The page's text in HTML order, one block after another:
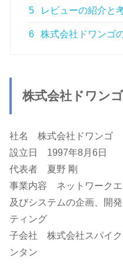
5 レビューの紹介と
6 株式会社ドワンゴ
株式会社ドワン
社名 株式会社ドワンゴ
設立日 1997年8月6日
代表者 夏野 剛
事業内容 ネットワークエ
及びシステムの企画、開
ティング
子会社 株式会社スパイ
ンタン